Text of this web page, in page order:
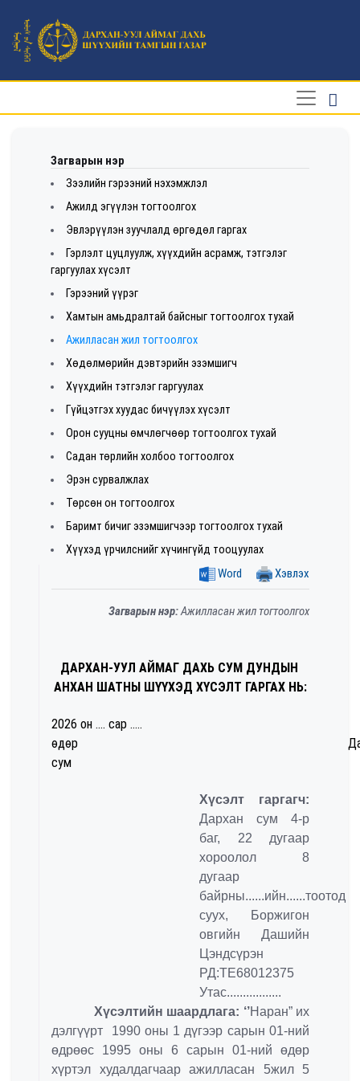
Загварын нэр
Зээлийн гэрээний нэхэмжлэл
Ажилд эгүүлэн тогтоолгох
Эвлэрүүлэн зуучлалд өргөдөл гаргах
Гэрлэлт цуцлуулж, хүүхдийн асрамж, тэтгэлэг
гаргуулах хүсэлт
Гэрээний үүрэг
Хамтын амьдралтай байсныг тогтоолгох тухай
Ажилласан жил тогтоолгох
Хөдөлмөрийн дэвтэрийн эзэмшигч
Хүүхдийн тэтгэлэг гаргуулах
Гүйцэтгэх хуудас бичүүлэх хүсэлт
Орон сууцны өмчлөгчөөр тогтоолгох тухай
Садан төрлийн холбоо тогтоолгох
Эрэн сурвалжлах
Төрсөн он тогтоолгох
Баримт бичиг эзэмшигчээр тогтоолгох тухай
Хүүхэд үрчилснийг хүчингүйд тооцуулах
Word Хэвлэх
Загварын нэр:Ажилласан жил тогтоолгох
ДАРХАН-УУЛ АЙМАГ ДАХЬ СУМ ДУНДЫН
АНХАН ШАТНЫ ШҮҮХЭД ХҮСЭЛТ ГАРГАХ НЬ:
2026 он .... сар .....
өдөр
сум
Хүсэлт гаргагч:
Дархан сум 4-р
баг, 22 дугаар
хороолол 8
дугаар
байрны......ийн....­..тоотод
суух, Боржигон
овгийн Дашийн
Цэндсүрэн
РД:ТЕ68012375
Утас.................
Хүсэлтийн шаардлага: ‘’Наран” их
дэлгүүрт 1990 оны 1 дүгээр сарын 01-ний
өдрөөс 1995 оны 6 сарын 01-ний өдөр
хүртэл худалдагчаар ажилласан 5жил 5